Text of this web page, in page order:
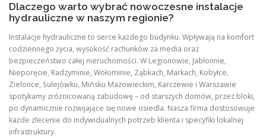
Dlaczego warto wybrać nowoczesne instalacje
hydrauliczne w naszym regionie?
Instalacje hydrauliczne to serce każdego budynku. Wpływają na komfort
codziennego życia, wysokość rachunków za media oraz
bezpieczeństwo całej nieruchomości. W Legionowie, Jabłonnie,
Nieporęcie, Radzyminie, Wołominie, Ząbkach, Markach, Kobyłce,
Zielonce, Sulejówku, Mińsku Mazowieckim, Karczewie i Warszawie
spotykamy zróżnicowaną zabudowę – od starszych domów, przez bloki,
po dynamicznie rozwijające się nowe osiedla. Nasza firma dostosowuje
każde zlecenie do indywidualnych potrzeb klienta i specyfiki lokalnej
infrastruktury.